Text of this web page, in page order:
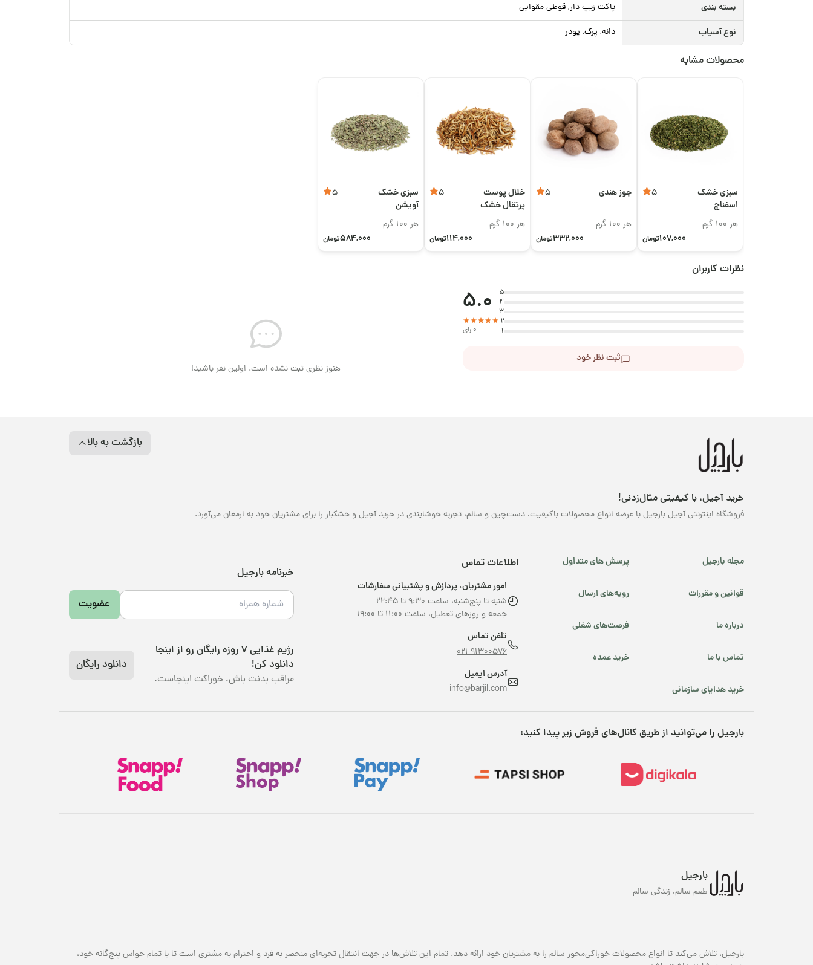
بسته بندی پاکت زیپ دار, قوطی مقوایی
نوع آسیاب دانه, پرک, پودر
محصولات مشابه
سبزی خشک
اسفناج
5
هر 100 گرم
107,000تومان
جوز هندی 5
هر 100 گرم
332,000تومان
خلال پوست
پرتقال خشک
5
هر 100 گرم
114,000تومان
سبزی خشک
آویشن
5
هر 100 گرم
584,000تومان
نظرات کاربران
5
4
3
2
1
5.0
0 رای
ثبت نظر خود
هنوز نظری ثبت نشده است. اولین نفر باشید!
بازگشت به بالا
خرید آجیل، با کیفیتی مثال‌زدنی!
فروشگاه اینترنتی آجیل بارجیل با عرضه انواع محصولات باکیفیت، دست‌چین و سالم، تجربه خوشایندی در خرید آجیل و خشکبار را برای مشتریان خود به ارمغان می‌آورد.
مجله بارجیل پرسش های متداول
قوانین و مقررات رویه‌های ارسال
درباره ما فرصت‌های شغلی
تماس با ما خرید عمده
خرید هدایای سازمانی
اطلاعات تماس
امور مشتریان، پردازش و پشتیبانی سفارشات
شنبه تا پنج‌شنبه، ساعت ۹:۳۰ تا ۲۲:۴۵
جمعه و روزهای تعطیل، ساعت ۱۱:۰۰ تا ۱۹:۰۰
تلفن تماس
021-91300576
آدرس ایمیل
info@barjil.com
خبرنامه بارجیل
عضویت
رژیم غذایی 7 روزه رایگان رو از اینجا
دانلود کن!
مراقب بدنت باش، خوراکت اینجاست.
دانلود رایگان
بارجیل را می‌توانید از طریق کانال‌های فروش زیر پیدا کنید:
بارجیل
طعم سالم، زندگی سالم
بارجیل، تلاش می‌کند تا انواع محصولات خوراکی‌محور سالم را به مشتریان خود ارائه دهد. تمام این تلاش‌ها در جهت انتقال تجربه‌ای منحصر به فرد و احترام به مشتری است تا با تمام حواس پنج‌گانه خود،